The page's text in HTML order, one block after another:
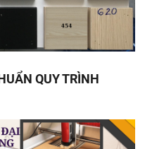
QUY TRÌNH